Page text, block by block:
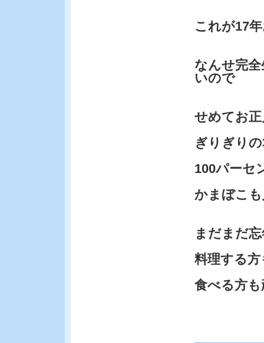
これが17
なんせ完
いので
せめてお
ぎりぎり
100パーセ
かまぼこ
まだまだ
料理する方
食べる方